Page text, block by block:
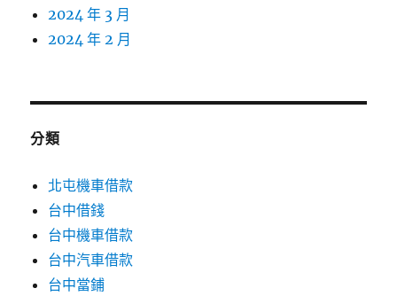
2024 年 3 月
2024 年 2 月
分類
北屯機車借款
台中借錢
台中機車借款
台中汽車借款
台中當鋪